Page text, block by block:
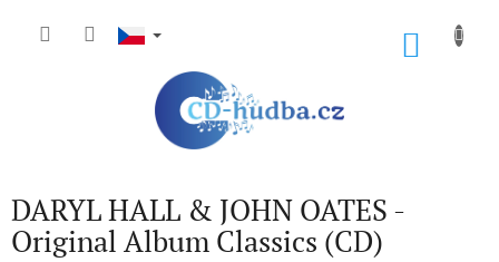
DARYL HALL & JOHN OATES -
Original Album Classics (CD)